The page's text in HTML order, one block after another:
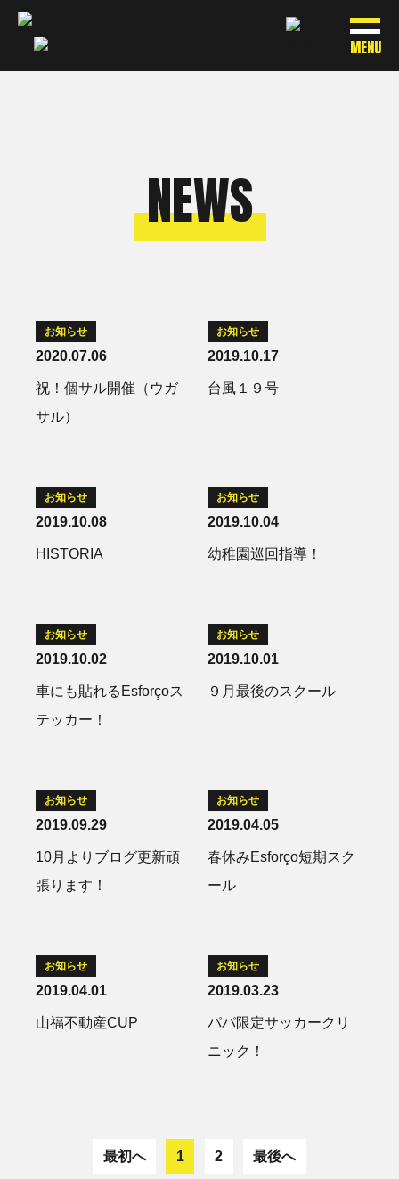
MENU
NEWS
お知らせ
2020.07.06
祝！個サル開催（ウガ
サル）
お知らせ
2019.10.17
台風１９号
お知らせ
2019.10.08
HISTORIA
お知らせ
2019.10.04
幼稚園巡回指導！
お知らせ
2019.10.02
車にも貼れるEsforçoス
テッカー！
お知らせ
2019.10.01
９月最後のスクール
お知らせ
2019.09.29
10月よりブログ更新頑
張ります！
お知らせ
2019.04.05
春休みEsforço短期スク
ール
お知らせ
2019.04.01
山福不動産CUP
お知らせ
2019.03.23
パパ限定サッカークリ
ニック！
最初へ 1 2 最後へ